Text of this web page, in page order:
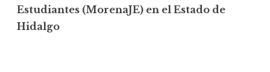
Estudiantes (MorenaJE) en el Estado de
Hidalgo